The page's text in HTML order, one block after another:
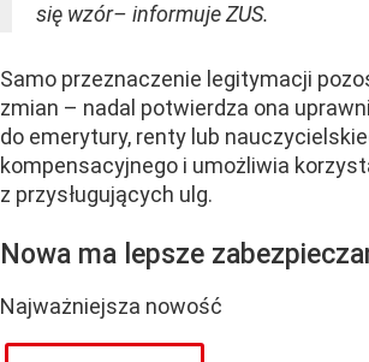
się wzór– informuje ZUS.
Samo przeznaczenie legitymacji
zmian – nadal potwierdza ona
do emerytury, renty lub
kompensacyjnego i umożliwia
z przysługujących ulg.
Nowa ma lepsze
Najważniejsza nowość